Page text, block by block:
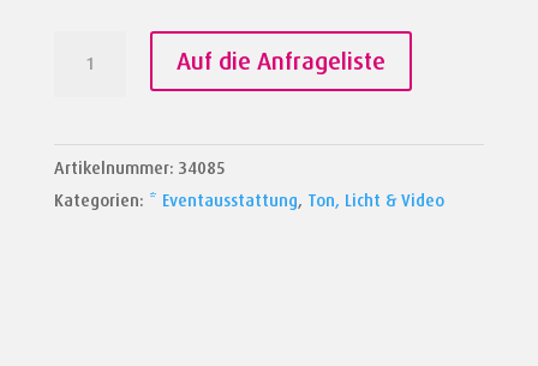
Menge
Auf die Anfrageliste
Artikelnummer: 34085
Kategorien: * Eventausstattung, Ton, Licht & Video